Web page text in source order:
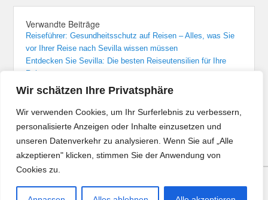
Wir schätzen Ihre Privatsphäre
Wir verwenden Cookies, um Ihr Surferlebnis zu verbessern,
personalisierte Anzeigen oder Inhalte einzusetzen und
unseren Datenverkehr zu analysieren. Wenn Sie auf „Alle
akzeptieren" klicken, stimmen Sie der Anwendung von
Cookies zu.
Verwandte Beiträge
Reiseführer: Gesundheitsschutz auf Reisen – Alles, was Sie
vor Ihrer Reise nach Sevilla wissen müssen
Entdecken Sie Sevilla: Die besten Reiseutensilien für Ihre
Reise
Sevilla: Unvergessliche Übernachtungen in den besten Hotels
Von Madrid nach Sevilla: Der bequemste Zugreise-Guide
Flughafenführer und Reisetipps für Flüge nach Sevilla
Copyright © 2026Reisen Angebote All Rights Reserved.